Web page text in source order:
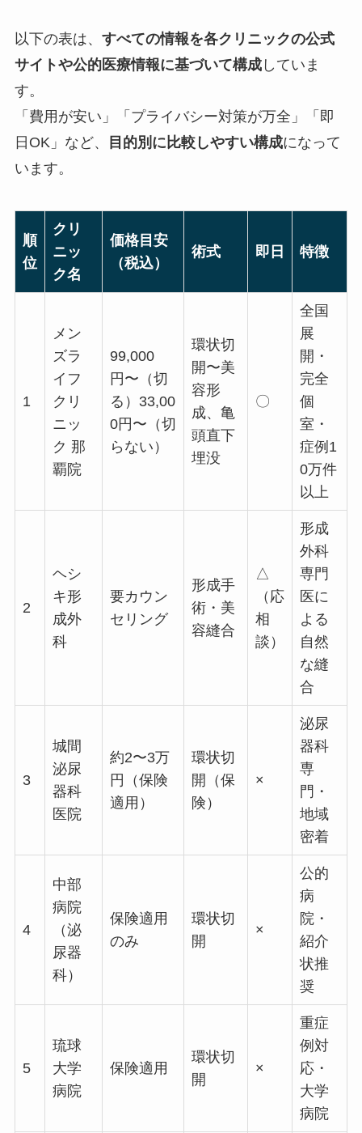
以下の表は、 すべての情報を各クリニックの公式
サイトや公的医療情報に基づいて構成していま
す。
「費用が安い」「プライバシー対策が万全」「即
日OK」など、
目的別に比較しやすい構成になって
います。
順
位
クリ
ニッ
ク名
価格目安
（税込）
術式 即日 特徴
1
メン
ズラ
イフ
クリ
ニッ
ク 那
覇院
99,000
円〜（切
る）33,00
0円〜（切
らない）
環状切
開〜美
容形
成、亀
頭直下
埋没
〇
全国
展
開・
完全
個
室・
症例1
0万件
以上
2
ヘシ
キ形
成外
科
要カウン
セリング
形成手
術・美
容縫合
△
（応
相
談）
形成
外科
専門
医に
よる
自然
な縫
合
3
城間
泌尿
器科
医院
約2〜3万
円（保険
適用）
環状切
開（保
険）
×
泌尿
器科
専
門・
地域
密着
4
中部
病院
（泌
尿器
科）
保険適用
のみ
環状切
開
×
公的
病
院・
紹介
状推
奨
5
琉球
大学
病院
保険適用
環状切
開
×
重症
例対
応・
大学
病院